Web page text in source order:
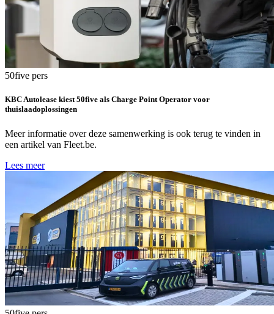
50five pers
KBC Autolease kiest 50five als Charge Point Operator voor
thuislaadoplossingen
Meer informatie over deze samenwerking is ook terug te vinden in
een artikel van Fleet.be.
Lees meer